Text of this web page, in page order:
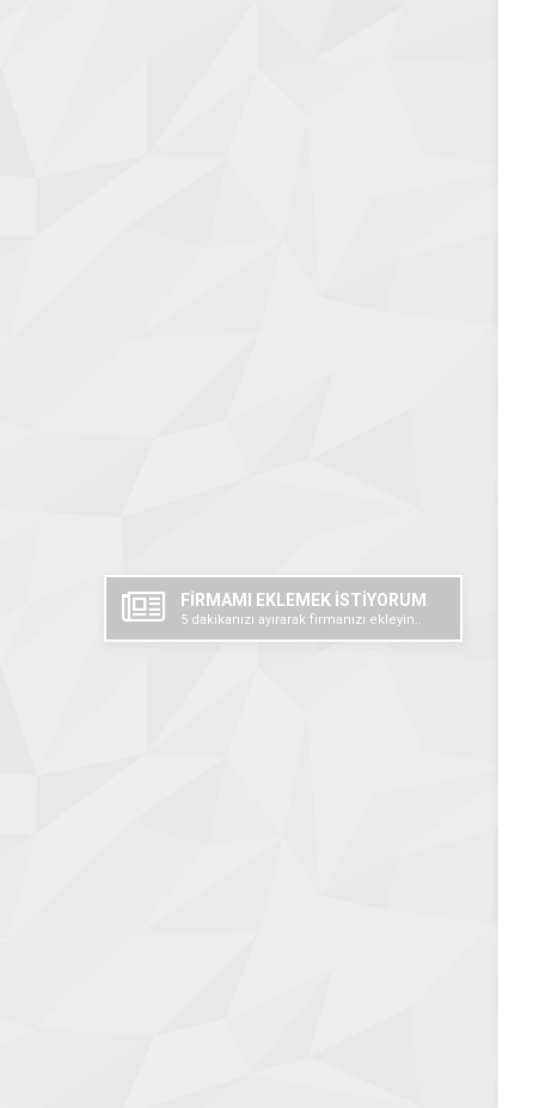
FİRMAMI EKLEMEK İSTİYORUM
5 dakikanızı ayırarak firmanızı ekleyin..